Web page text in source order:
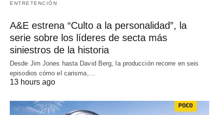
ENTRETENCIÓN
A&E estrena “Culto a la personalidad”, la
serie sobre los líderes de secta más
siniestros de la historia
Desde Jim Jones hasta David Berg, la producción recorre en seis
episodios cómo el carisma,…
13 hours ago